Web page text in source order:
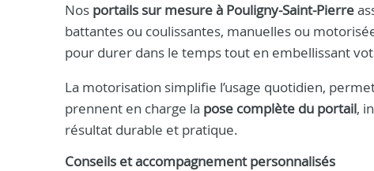
Nos portails sur mesure à Pouligny-Saint-Pierre
battantes ou coulissantes, manuelles ou
pour durer dans le temps tout en embellissant
La motorisation simplifie l’usage quotidien,
prennent en charge la pose complète du portail,
résultat durable et pratique.
Conseils et accompagnement personnalisés